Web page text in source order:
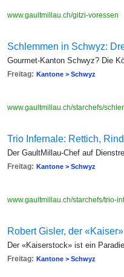
www.gaultmillau.ch/gitzi-voressen
Schlemmen in Schwyz:
Gourmet-Kanton Schwyz? Die
Freitag: Kantone > Schwyz
www.gaultmillau.ch/starchefs/
Trio Infernale: Rettich,
Der GaultMillau-Chef auf
Freitag: Kantone > Schwyz
www.gaultmillau.ch/starchefs/trio-
Robert Gisler, der
Der «Kaiserstock» ist ein
Freitag: Kantone > Schwyz